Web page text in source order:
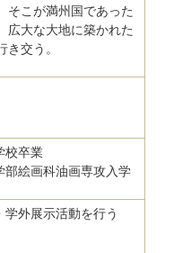
そこが満州国であった
広大な大地に築かれた
交う。
校卒業
部絵画科油画専攻入学
外展示活動を行う